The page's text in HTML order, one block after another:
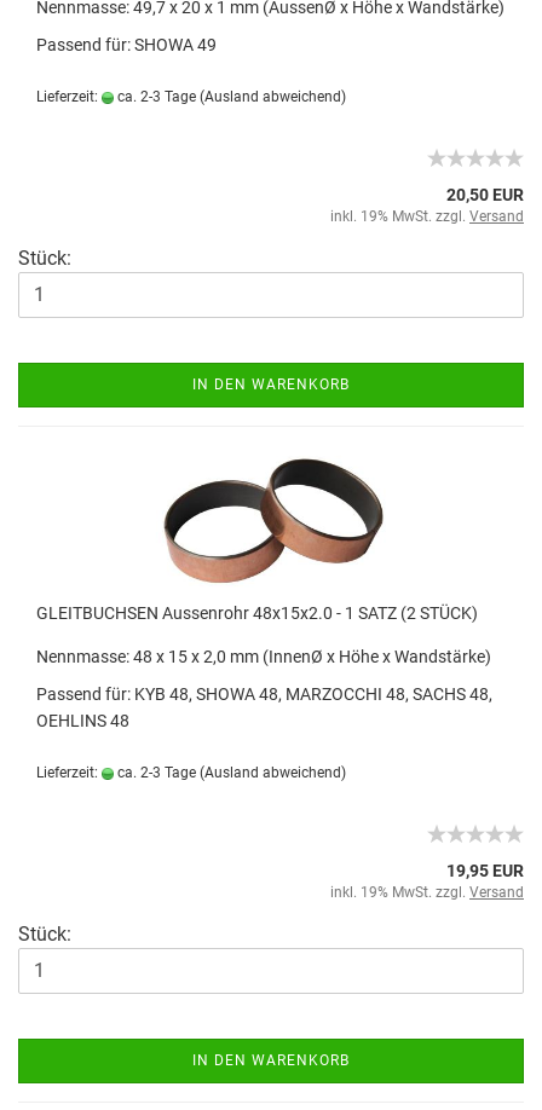
Nennmasse: 49,7 x 20 x 1 mm (AussenØ x Höhe x Wandstärke)
Passend für: SHOWA 49
Lieferzeit: ca. 2-3 Tage (Ausland abweichend)
20,50 EUR
inkl. 19% MwSt. zzgl. Versand
Stück:
IN DEN WARENKORB
GLEITBUCHSEN Aussenrohr 48x15x2.0 - 1 SATZ (2 STÜCK)
Nennmasse: 48 x 15 x 2,0 mm (InnenØ x Höhe x Wandstärke)
Passend für: KYB 48, SHOWA 48, MARZOCCHI 48, SACHS 48,
OEHLINS 48
Lieferzeit: ca. 2-3 Tage (Ausland abweichend)
19,95 EUR
inkl. 19% MwSt. zzgl. Versand
Stück:
IN DEN WARENKORB